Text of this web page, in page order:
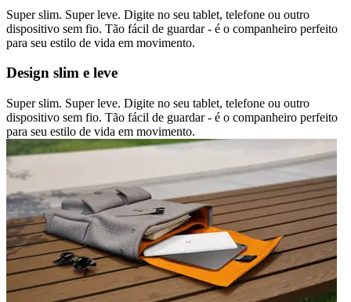
Super slim. Super leve. Digite no seu tablet, telefone ou outro
dispositivo sem fio. Tão fácil de guardar - é o companheiro perfeito
para seu estilo de vida em movimento.
Design slim e leve
Super slim. Super leve. Digite no seu tablet, telefone ou outro
dispositivo sem fio. Tão fácil de guardar - é o companheiro perfeito
para seu estilo de vida em movimento.